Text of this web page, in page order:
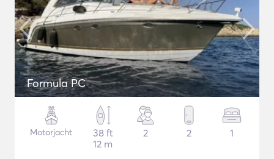
Formula PC
Motorjacht
38 ft
12 m
2 2 1